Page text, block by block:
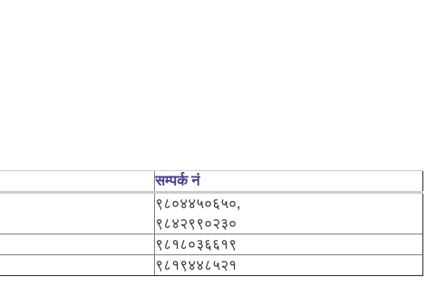
सम्पर्क नं
९८०४४५०६५०,
९८४२९९०२३०
९८१८०३६६१९
९८१९४४८५२१